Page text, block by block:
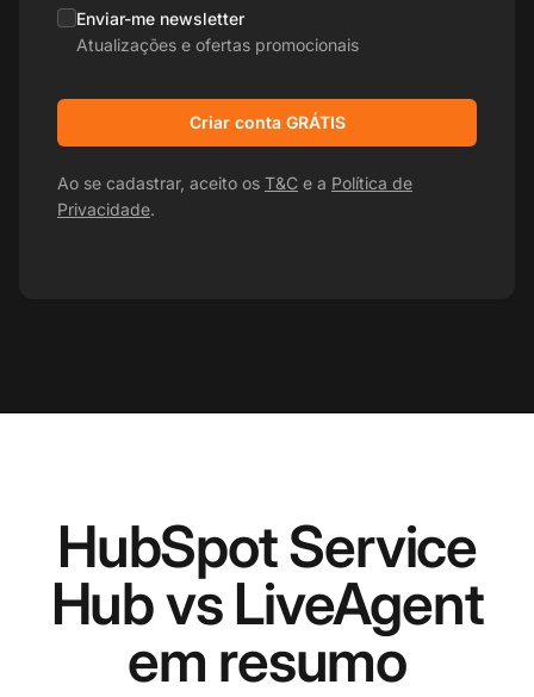
Enviar-me newsletter
Atualizações e ofertas promocionais
Criar conta GRÁTIS
Ao se cadastrar, aceito os T&C e a Política de
Privacidade.
HubSpot Service
Hub vs LiveAgent
em resumo